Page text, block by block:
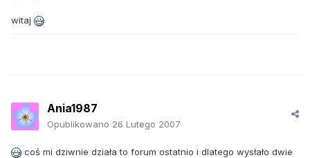
witaj
Ania1987
Opublikowano 26 Lutego 2007
coś mi dziwnie działa to forum ostatnio i dlatego wysłało dwie